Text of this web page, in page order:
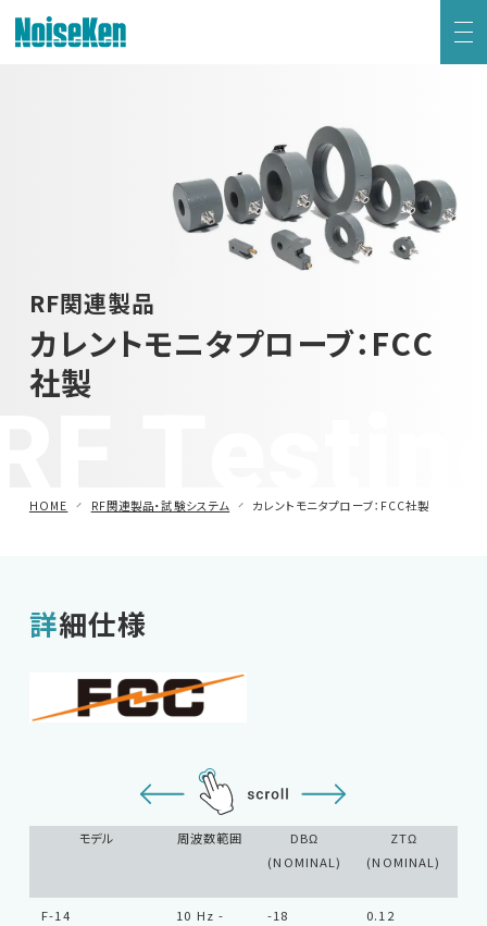
RF関連製品
カレントモニタプローブ：FCC
社製
HOME RF関連製品・試験システム カレントモニタプローブ：FCC社製
詳細仕様
モデル 周波数範囲
DBΩ
(NOMINAL)
ZTΩ
(NOMINAL)
F-14
10 Hz -
-18 0.12
方形波インパルスノイズ試験器
ファスト・トランジェント/バースト試験器
雷サージ試験器